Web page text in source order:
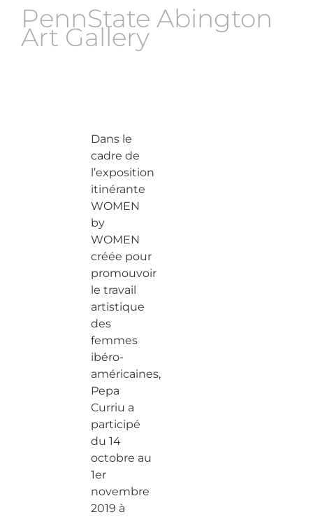
PennState Abington
Art Gallery
Dans le
cadre de
l’exposition
itinérante
WOMEN
by
WOMEN
créée pour
promouvoir
le travail
artistique
des
femmes
ibéro-
américaines,
Pepa
Curriu a
participé
du 14
octobre au
1er
novembre
2019 à